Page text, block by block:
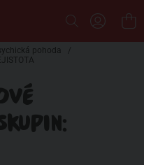
pohoda
/